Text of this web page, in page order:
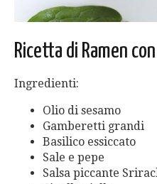
Ricetta di Ramen
Ingredienti:
Olio di sesamo
Gamberetti grandi
Basilico essiccato
Sale e pepe
Salsa piccante